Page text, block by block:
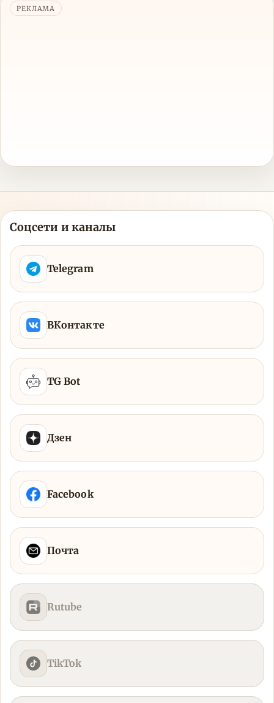
РЕКЛАМА
Соцсети и каналы
Telegram
ВКонтакте
TG Bot
Дзен
Facebook
Почта
Rutube
TikTok